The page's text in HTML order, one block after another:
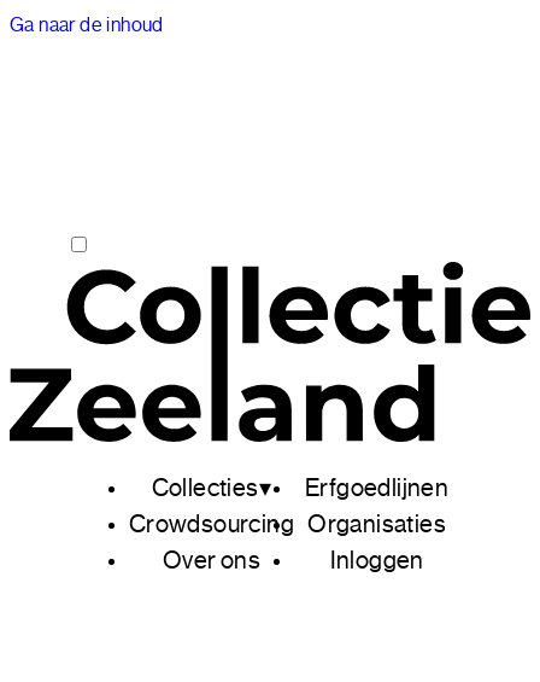
Ga naar de inhoud
Collecties
Erfgoedlijnen
Crowdsourcing Organisaties
Over ons
Inloggen